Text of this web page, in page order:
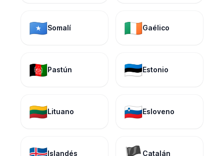
🇸🇴Somalí 🇮🇪Gaélico
🇦🇫Pastún 🇪🇪Estonio
🇱🇹Lituano 🇸🇮Esloveno
Islandés Catalán